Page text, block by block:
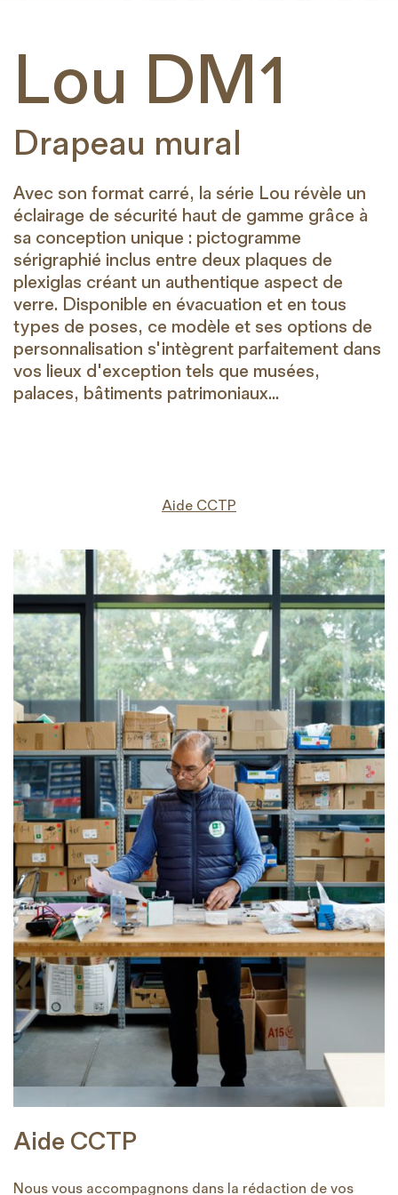
Lou DM1
Drapeau mural
Avec son format carré, la série Lou révèle un
éclairage de sécurité haut de gamme grâce à
sa conception unique : pictogramme
sérigraphié inclus entre deux plaques de
plexiglas créant un authentique aspect de
verre. Disponible en évacuation et en tous
types de poses, ce modèle et ses options de
personnalisation s'intègrent parfaitement dans
vos lieux d'exception tels que musées,
palaces, bâtiments patrimoniaux...
Aide CCTP
Aide CCTP
Nous vous accompagnons dans la rédaction de vos